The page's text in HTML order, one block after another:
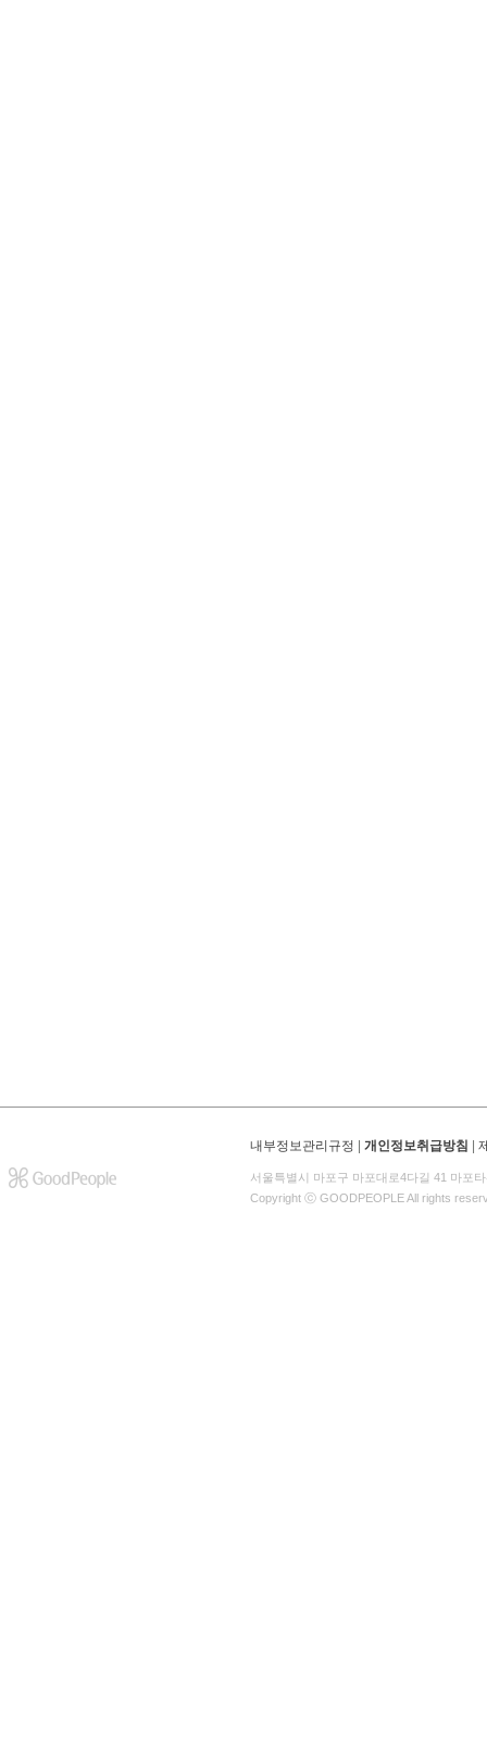
내부정보관리규정 개인정보취급방침
서울특별시 마포구 마포대로4다길 41 마포
Copyright ⓒ GOODPEOPLE All rights